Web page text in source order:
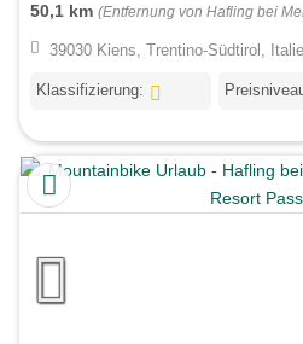
50,1 km (Entfernung von Hafling bei
39030 Kiens, Trentino-Südtirol,
Klassifizierung: